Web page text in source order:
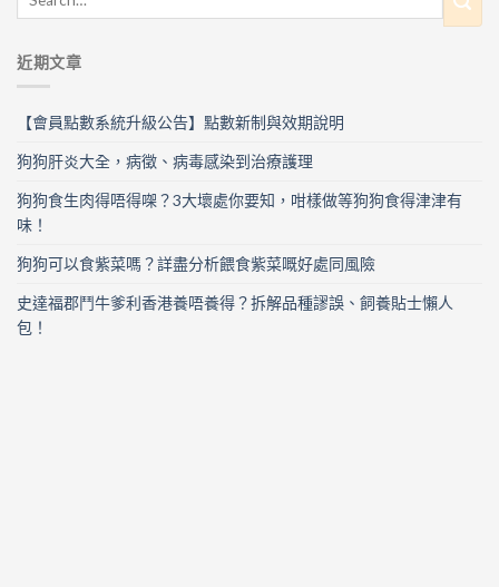
近期文章
【會員點數系統升級公告】點數新制與效期說明
狗狗肝炎大全，病徵、病毒感染到治療護理
狗狗食生肉得唔得㗎？3大壞處你要知，咁樣做等狗狗食得津津有
味！
狗狗可以食紫菜嗎？詳盡分析餵食紫菜嘅好處同風險
史達福郡鬥牛爹利香港養唔養得？拆解品種謬誤、飼養貼士懶人
包！